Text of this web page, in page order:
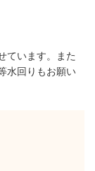
ています。また
水回りもお願い